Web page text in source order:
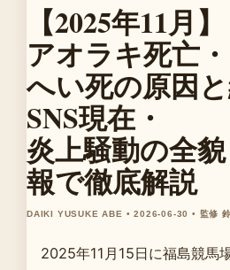
【2025年11月】
アオラキ死亡・
へい死の原因と
SNS現在・
炎上騒動の全
報で徹底解説
DAIKI YUSUKE ABE • 2026-06-30 • 監修
2025年11月15日に福島競馬